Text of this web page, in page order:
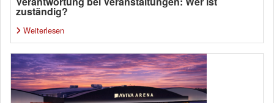
zuständig?
Weiterlesen